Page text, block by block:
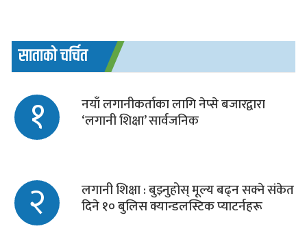
साताको चर्चित
१ नयाँ लगानीकर्ताका लागि नेप्से बजारद्वारा
‘लगानी शिक्षा’ सार्वजनिक
२ लगानी शिक्षा : बुझ्नुहोस् मूल्य बढ्न सक्ने संकेत
दिने १० बुलिस क्यान्डलस्टिक प्याटर्नहरू